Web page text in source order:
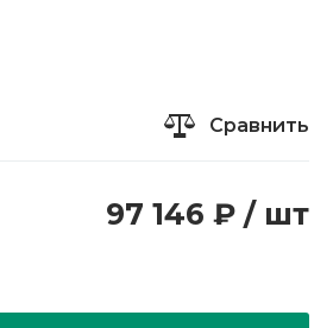
Сравнить
97 146 ₽ / шт